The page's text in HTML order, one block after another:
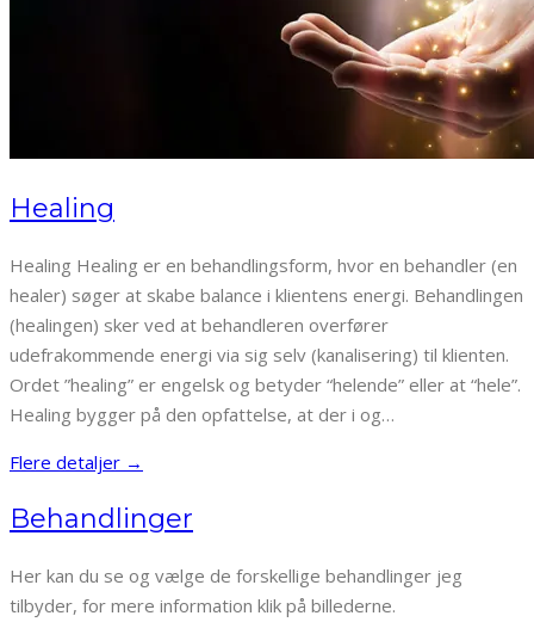
Healing
Healing Healing er en behandlingsform, hvor en behandler (en
healer) søger at skabe balance i klientens energi. Behandlingen
(healingen) sker ved at behandleren overfører
udefrakommende energi via sig selv (kanalisering) til klienten.
Ordet ”healing” er engelsk og betyder “helende” eller at “hele”.
Healing bygger på den opfattelse, at der i og…
Flere detaljer →
Behandlinger
Her kan du se og vælge de forskellige behandlinger jeg
tilbyder, for mere information klik på billederne.